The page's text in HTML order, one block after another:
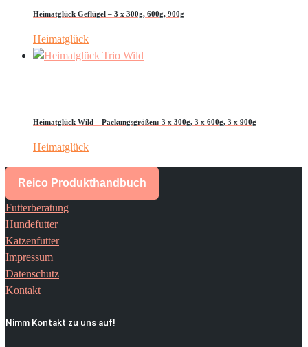
Heimatglück Geflügel – 3 x 300g, 600g, 900g
Heimatglück
Heimatglück Wild – Packungsgrößen: 3 x 300g, 3 x 600g, 3 x 900g
Heimatglück
Reico Produkthandbuch
Futterberatung
Hundefutter
Katzenfutter
Impressum
Datenschutz
Kontakt
Nimm Kontakt zu uns auf!